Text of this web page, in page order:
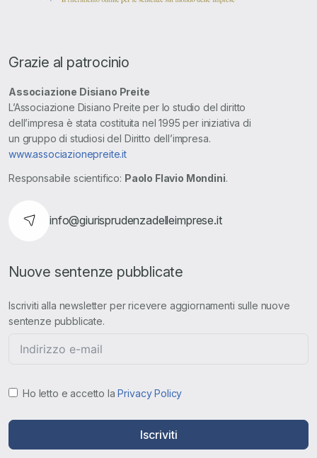
Grazie al patrocinio
Associazione Disiano Preite
L’Associazione Disiano Preite per lo studio del diritto
dell’impresa è stata costituita nel 1995 per iniziativa di
un gruppo di studiosi del Diritto dell’impresa.
www.associazionepreite.it
Responsabile scientifico: Paolo Flavio Mondini.
info@giurisprudenzadelleimprese.it
Nuove sentenze pubblicate
Iscriviti alla newsletter per ricevere aggiornamenti sulle nuove
sentenze pubblicate.
Ho letto e accetto laPrivacy Policy
Iscriviti